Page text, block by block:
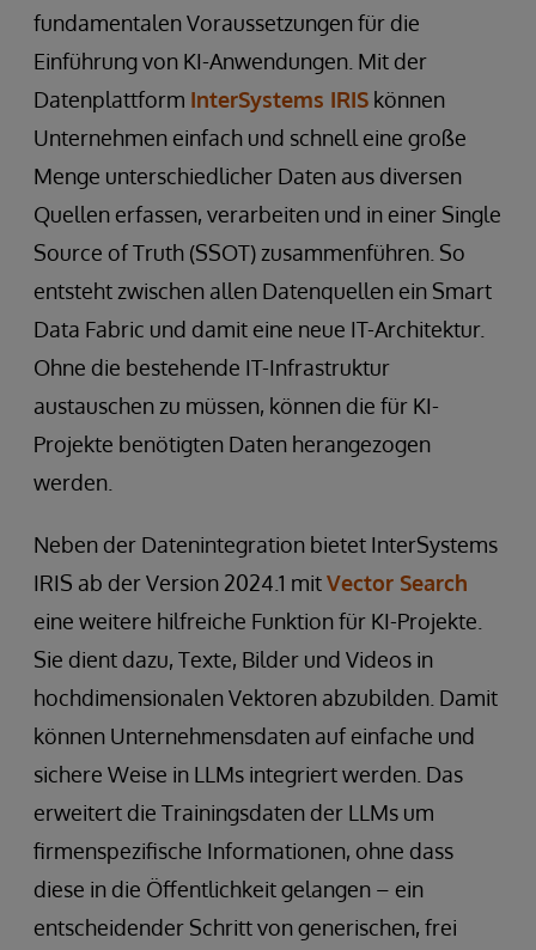
fundamentalen Voraussetzungen für die
Einführung von KI-Anwendungen. Mit der
Datenplattform InterSystems IRIS können
Unternehmen einfach und schnell eine große
Menge unterschiedlicher Daten aus diversen
Quellen erfassen, verarbeiten und in einer Single
Source of Truth (SSOT) zusammenführen. So
entsteht zwischen allen Datenquellen ein Smart
Data Fabric und damit eine neue IT-Architektur.
Ohne die bestehende IT-Infrastruktur
austauschen zu müssen, können die für KI-
Projekte benötigten Daten herangezogen
werden.
Neben der Datenintegration bietet InterSystems
IRIS ab der Version 2024.1 mitVector Search
eine weitere hilfreiche Funktion für KI-Projekte.
Sie dient dazu, Texte, Bilder und Videos in
hochdimensionalen Vektoren abzubilden. Damit
können Unternehmensdaten auf einfache und
sichere Weise in LLMs integriert werden. Das
erweitert die Trainingsdaten der LLMs um
firmenspezifische Informationen, ohne dass
diese in die Öffentlichkeit gelangen – ein
entscheidender Schritt von generischen, frei